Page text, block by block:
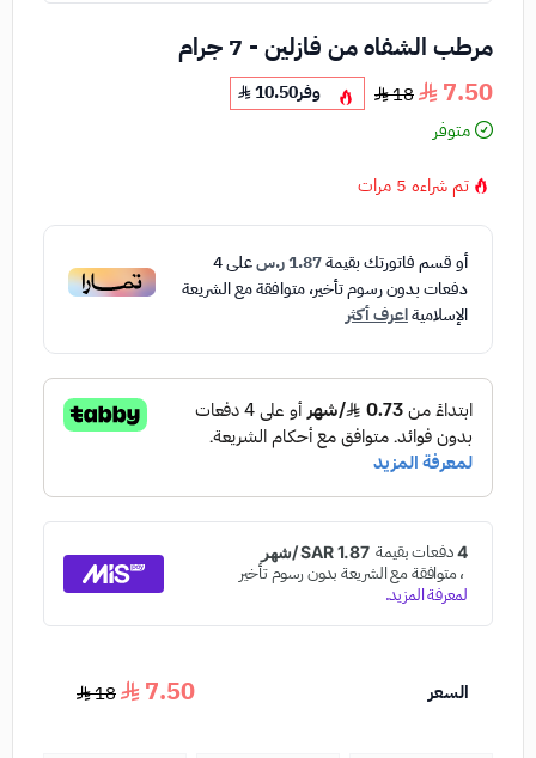
مرطب الشفاه من فازلين - 7 جرام
7.50
18 وفر10.50
متوفر
تم شراءه 5 مرات
أو قسم فاتورتك بقيمة1.87 ر.س على4
دفعات بدون رسوم تأخير، متوافقة مع الشريعة
الإسلاميةاعرف أكثر
السعر 7.50
18